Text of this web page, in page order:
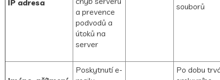
IP adresa
a prevence
podvodů a
útoků na
server
souborů
Poskytnutí e-
Po dobu